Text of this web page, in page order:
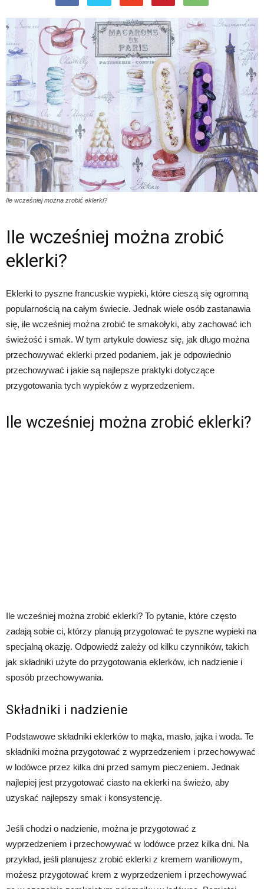
Ile wcześniej można zrobić eklerki?
Ile wcześniej można zrobić
eklerki?
Eklerki to pyszne francuskie wypieki, które cieszą się ogromną
popularnością na całym świecie. Jednak wiele osób zastanawia
się, ile wcześniej można zrobić te smakołyki, aby zachować ich
świeżość i smak. W tym artykule dowiesz się, jak długo można
przechowywać eklerki przed podaniem, jak je odpowiednio
przechowywać i jakie są najlepsze praktyki dotyczące
przygotowania tych wypieków z wyprzedzeniem.
Ile wcześniej można zrobić eklerki?
Ile wcześniej można zrobić eklerki? To pytanie, które często
zadają sobie ci, którzy planują przygotować te pyszne wypieki na
specjalną okazję. Odpowiedź zależy od kilku czynników, takich
jak składniki użyte do przygotowania eklerków, ich nadzienie i
sposób przechowywania.
Składniki i nadzienie
Podstawowe składniki eklerków to mąka, masło, jajka i woda. Te
składniki można przygotować z wyprzedzeniem i przechowywać
w lodówce przez kilka dni przed samym pieczeniem. Jednak
najlepiej jest przygotować ciasto na eklerki na świeżo, aby
uzyskać najlepszy smak i konsystencję.
Jeśli chodzi o nadzienie, można je przygotować z
wyprzedzeniem i przechowywać w lodówce przez kilka dni. Na
przykład, jeśli planujesz zrobić eklerki z kremem waniliowym,
możesz przygotować krem z wyprzedzeniem i przechowywać